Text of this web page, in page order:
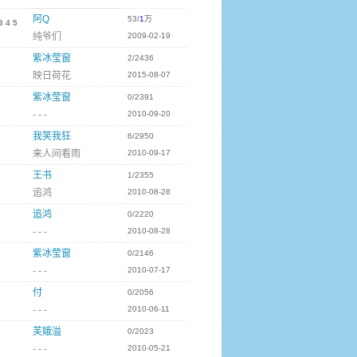
4 5
阿Q
纯爷们
53/1万
2009-02-19
紫冰莹窗
映日荷花
2/2436
2015-08-07
紫冰莹窗
- - -
0/2391
2010-09-20
我笑我狂
来人间看雨
6/2950
2010-09-17
王书
追鸿
1/2355
2010-08-28
追鸿
- - -
0/2220
2010-08-28
紫冰莹窗
- - -
0/2146
2010-07-17
付
- - -
0/2056
2010-06-11
芙娥溢
- - -
0/2023
2010-05-21